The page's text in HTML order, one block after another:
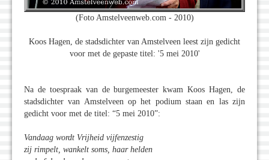
(Foto Amstelveenweb.com - 2010)
Koos Hagen, de stadsdichter van Amstelveen leest zijn gedicht
voor met de gepaste titel: '5 mei 2010'
Na de toespraak van de burgemeester kwam Koos Hagen, de
stadsdichter van Amstelveen op het podium staan en las zijn
gedicht voor met de titel: “5 mei 2010”:
Vandaag wordt Vrijheid vijfenzestig
zij rimpelt, wankelt soms, haar helden